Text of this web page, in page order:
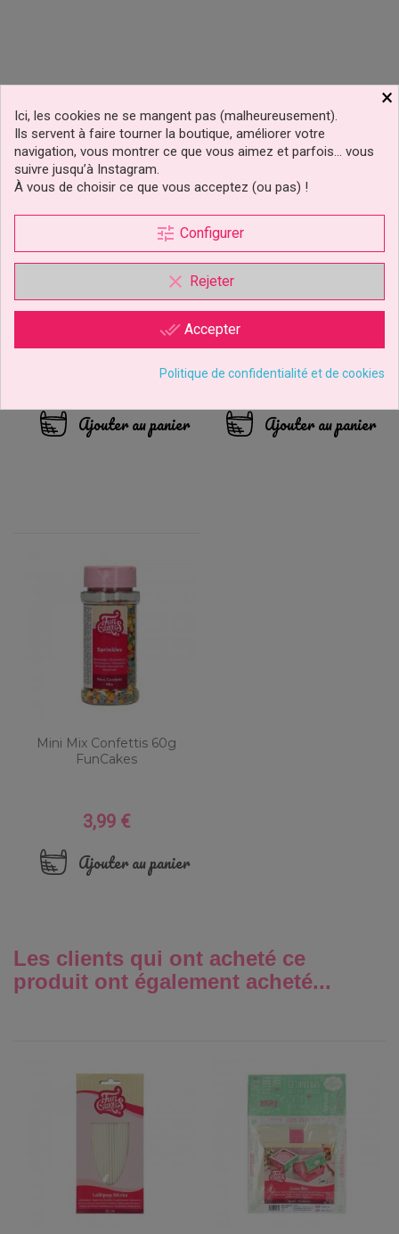
Bâtons De Sucre
Métalliques XL Rose 70g
Ajouter au panier
Décorations Sucrées 3D
Prix
base
-35%
Prix
3,18 €
Ajouter au panier
Mini Mix Confettis 60g
FunCakes
Prix
3,99 €
Ajouter au panier
Les clients qui ont acheté ce
produit ont également acheté...
×
Ici, les cookies ne se mangent pas (malheureusement).
Ils servent à faire tourner la boutique, améliorer votre
navigation, vous montrer ce que vous aimez et parfois… vous
suivre jusqu’à Instagram.
À vous de choisir ce que vous acceptez (ou pas) !
tune Configurer
clear Rejeter
done_all Accepter
Politique de confidentialité et de cookies